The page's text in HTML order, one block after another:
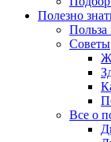
Полезно
Польза
Советы
Все о